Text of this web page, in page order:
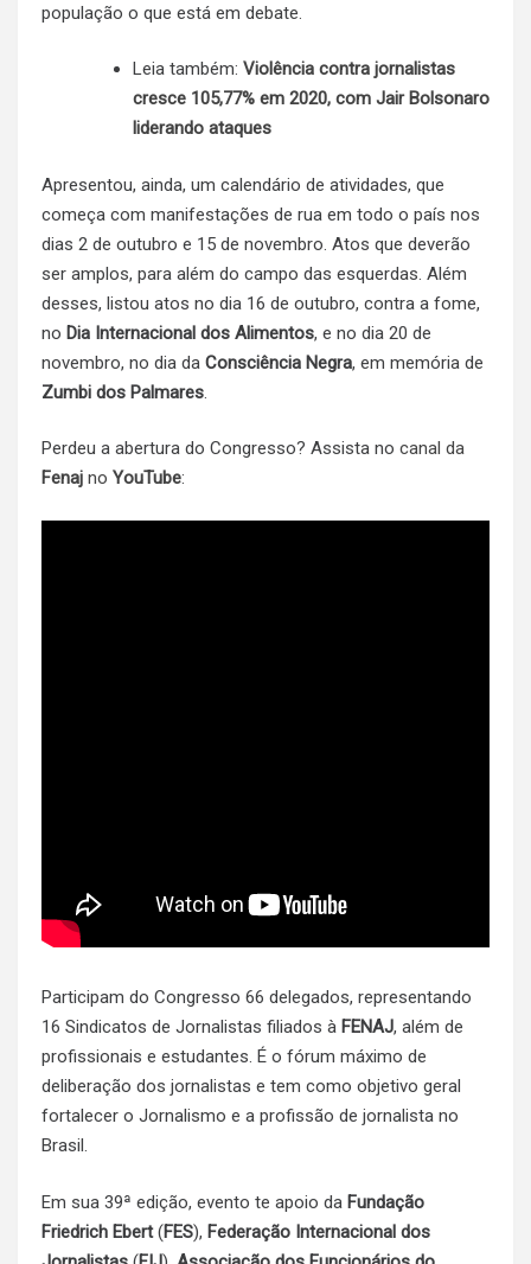
população o que está em debate.
Leia também: Violência contra jornalistas
cresce 105,77% em 2020, com Jair Bolsonaro
liderando ataques
Apresentou, ainda, um calendário de atividades, que
começa com manifestações de rua em todo o país nos
dias 2 de outubro e 15 de novembro. Atos que deverão
ser amplos, para além do campo das esquerdas. Além
desses, listou atos no dia 16 de outubro, contra a fome,
no Dia Internacional dos Alimentos, e no dia 20 de
novembro, no dia da Consciência Negra, em memória de
Zumbi dos Palmares
Perdeu a abertura do Congresso? Assista no canal da
Fenaj no YouTube:
Participam do Congresso 66 delegados, representando
16 Sindicatos de Jornalistas filiados à FENAJ, além de
profissionais e estudantes. É o fórum máximo de
deliberação dos jornalistas e tem como objetivo geral
fortalecer o Jornalismo e a profissão de jornalista no
Brasil.
Em sua 39ª edição, evento te apoio da Fundação
Friedrich Ebert(FES), Federação Internacional dos